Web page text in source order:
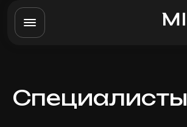
Специалисты